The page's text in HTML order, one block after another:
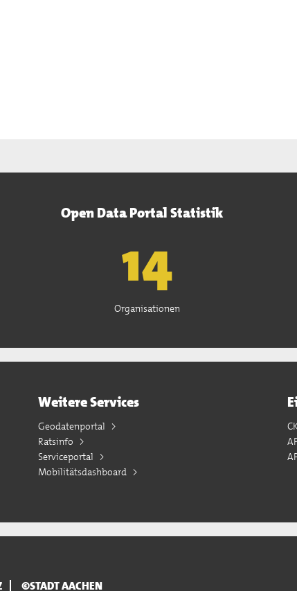
Open Data Portal Statistik
15
Organisationen
Weitere Services
Geodatenportal
Ratsinfo
Serviceportal
Mobilitätsdashboard
©STADT AACHEN